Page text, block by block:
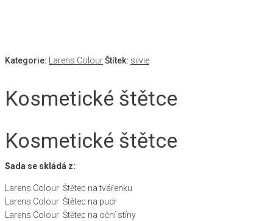
Kategorie: Larens ColourŠtítek: silvie
Kosmetické štětce
Kosmetické štětce
Sada se skládá z:
Larens Colour Štětec na tvářenku
Larens Colour Štětec na pudr
Larens Colour Štětec na oční stíny